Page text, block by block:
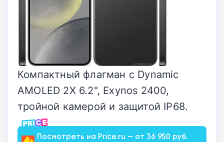
Компактный флагман с Dynamic
AMOLED 2X 6.2", Exynos 2400,
тройной камерой и защитой IP68.
Посмотреть на Price.ru — от 36 950 руб.